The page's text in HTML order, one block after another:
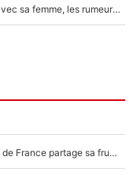
F1 : Charles Leclerc surpris par les paparazzis avec sa femme, les rumeurs étaient vraies !
Mis de côté par Fabien Galthié, un joueur du XV de France partage sa frustration : «ils ne me l’ont pas dit tout de suite»